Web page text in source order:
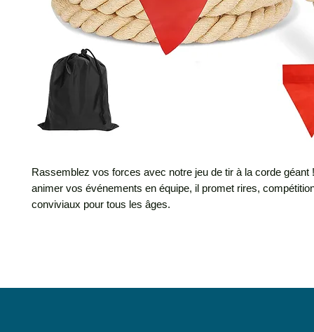
Rassemblez vos forces avec notre jeu de tir à la corde géant
animer vos événements en équipe, il promet rires,
conviviaux pour tous les âges.